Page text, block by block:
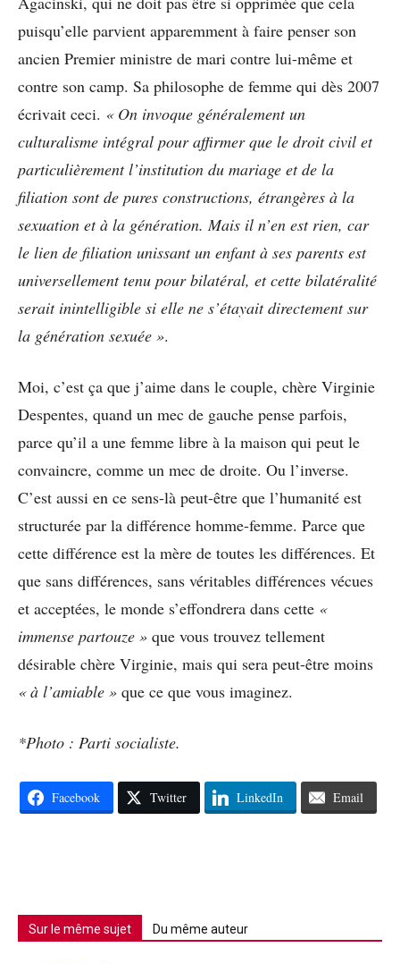
puisqu’elle parvient apparemment à faire penser son
ancien Premier ministre de mari contre lui-même et
contre son camp. Sa philosophe de femme qui dès 2007
écrivait ceci. « On invoque généralement un
culturalisme intégral pour affirmer que le droit civil et
particulièrement l’institution du mariage et de la
filiation sont de pures constructions, étrangères à la
sexuation et à la génération. Mais il n’en est rien, car
le lien de filiation unissant un enfant à ses parents est
universellement tenu pour bilatéral, et cette bilatéralité
serait inintelligible si elle ne s’étayait directement sur
la génération sexuée ».
Moi, c’est ça que j’aime dans le couple, chère Virginie
Despentes, quand un mec de gauche pense parfois,
parce qu’il a une femme libre à la maison qui peut le
convaincre, comme un mec de droite. Ou l’inverse.
C’est aussi en ce sens-là peut-être que l’humanité est
structurée par la différence homme-femme. Parce que
cette différence est la mère de toutes les différences. Et
que sans différences, sans véritables différences vécues
et acceptées, le monde s’effondrera dans cette «
immense partouze » que vous trouvez tellement
désirable chère Virginie, mais qui sera peut-être moins
« à l’amiable » que ce que vous imaginez.
*Photo : Parti socialiste.
Facebook Twitter LinkedIn Email
Sur le même sujet Du même auteur